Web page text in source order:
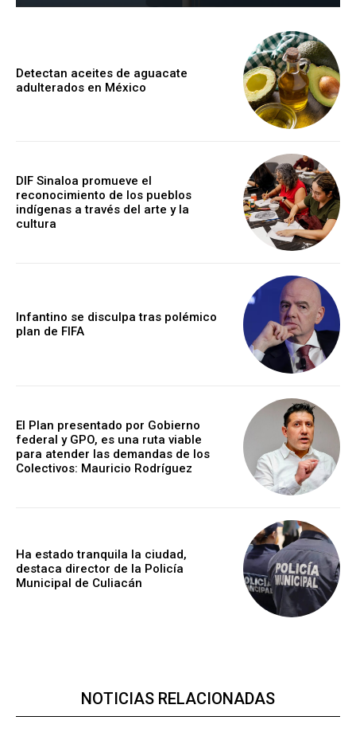
Detectan aceites de aguacate
adulterados en México
DIF Sinaloa promueve el
reconocimiento de los pueblos
indígenas a través del arte y la
cultura
Infantino se disculpa tras polémico
plan de FIFA
El Plan presentado por Gobierno
federal y GPO, es una ruta viable
para atender las demandas de los
Colectivos: Mauricio Rodríguez
Ha estado tranquila la ciudad,
destaca director de la Policía
Municipal de Culiacán
NOTICIAS RELACIONADAS